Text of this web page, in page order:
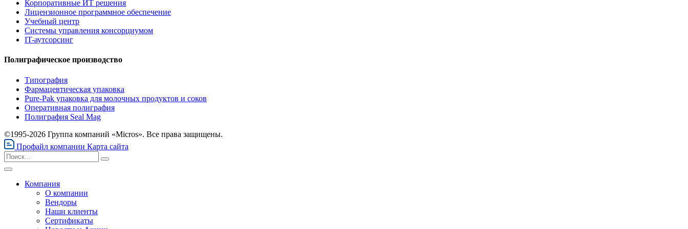
Корпоративные ИТ решения
Лицензионное программное обеспечение
Учебный центр
Системы управления консорциумом
IT-аутсорсинг
Полиграфическое производство
Типография
Фармацевтическая упаковка
Pure-Pak упаковка для молочных продуктов и соков
Оперативная полиграфия
Полиграфия Seal Mag
©1995-2026 Группа компаний «Micros». Все права защищены.
Профайл компании Карта сайта
Компания
О компании
Вендоры
Наши клиенты
Сертификаты